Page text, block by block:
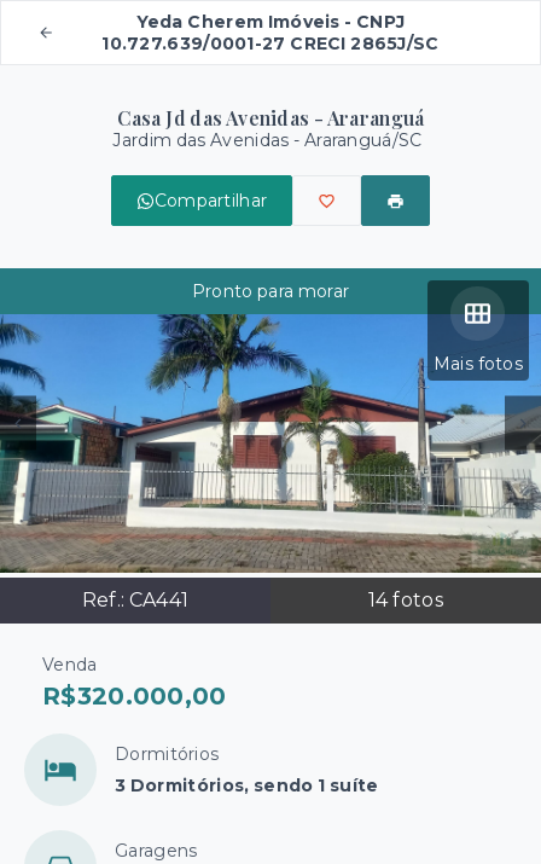
Yeda Cherem Imóveis - CNPJ
10.727.639/0001-27 CRECI 2865J/SC
Casa Jd das Avenidas - Araranguá
Jardim das Avenidas - Araranguá/SC
Compartilhar
Mais fotos
Ref.: CA441 14fotos
Pronto para morar
Venda
R$320.000,00
Dormitórios
3 Dormitórios, sendo 1 suíte
Garagens